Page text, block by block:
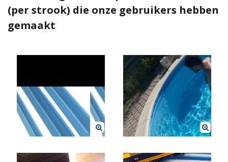
(per strook) die onze gebruikers hebben
gemaakt